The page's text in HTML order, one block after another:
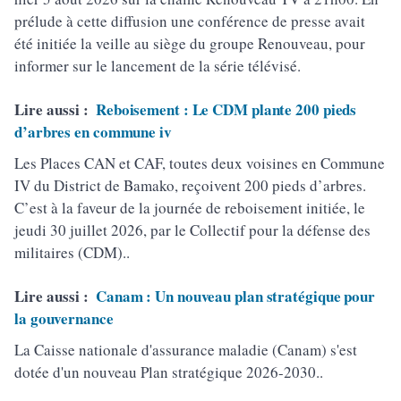
prélude à cette diffusion une conférence de presse avait
été initiée la veille au siège du groupe Renouveau, pour
informer sur le lancement de la série télévisé.
Lire aussi : Reboisement : Le CDM plante 200 pieds
d’arbres en commune iv
Les Places CAN et CAF, toutes deux voisines en Commune
IV du District de Bamako, reçoivent 200 pieds d’arbres.
C’est à la faveur de la journée de reboisement initiée, le
jeudi 30 juillet 2026, par le Collectif pour la défense des
militaires (CDM)..
Lire aussi : Canam : Un nouveau plan stratégique pour
la gouvernance
La Caisse nationale d'assurance maladie (Canam) s'est
dotée d'un nouveau Plan stratégique 2026-2030..